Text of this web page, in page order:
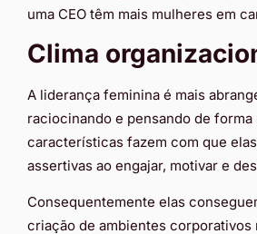
uma CEO têm mais mulheres em
Clima
A liderança feminina é mais
raciocinando e pensando de forma
características fazem com que
assertivas ao engajar, motivar e
Consequentemente elas
criação de ambientes corporativos